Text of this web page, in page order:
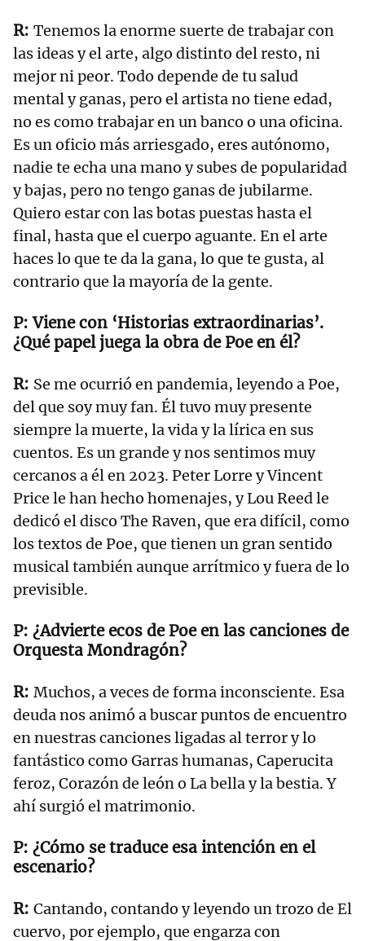
Tenemos la enorme suerte de trabajar con
las ideas y el arte, algo distinto del resto, ni
mejor ni peor. Todo depende de tu salud
mental y ganas, pero el artista no tiene edad,
no es como trabajar en un banco o una oficina.
Es un oficio más arriesgado, eres autónomo,
nadie te echa una mano y subes de popularidad
y bajas, pero no tengo ganas de jubilarme.
Quiero estar con las botas puestas hasta el
final, hasta que el cuerpo aguante. En el arte
haces lo que te da la gana, lo que te gusta, al
contrario que la mayoría de la gente.
Viene con ‘Historias extraordinarias’.
¿Qué papel juega la obra de Poe en él?
Se me ocurrió en pandemia, leyendo a Poe,
del que soy muy fan. Él tuvo muy presente
siempre la muerte, la vida y la lírica en sus
cuentos. Es un grande y nos sentimos muy
cercanos a él en 2023. Peter Lorre y Vincent
Price le han hecho homenajes, y Lou Reed le
dedicó el disco The Raven, que era difícil, como
los textos de Poe, que tienen un gran sentido
musical también aunque arrítmico y fuera de lo
previsible.
¿Advierte ecos de Poe en las canciones de
Orquesta Mondragón?
Muchos, a veces de forma inconsciente. Esa
deuda nos animó a buscar puntos de encuentro
en nuestras canciones ligadas al terror y lo
fantástico como Garras humanas, Caperucita
feroz, Corazón de león o La bella y la bestia. Y
ahí surgió el matrimonio.
¿Cómo se traduce esa intención en el
escenario?
Cantando, contando y leyendo un trozo de El
cuervo, por ejemplo, que engarza con